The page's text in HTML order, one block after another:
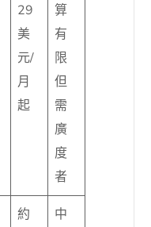
29
美
元/
月
起
算
有
限
但
需
廣
度
者
約
中